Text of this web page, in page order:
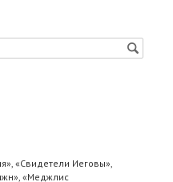
«Свидетели Иеговы»,
«Меджлис